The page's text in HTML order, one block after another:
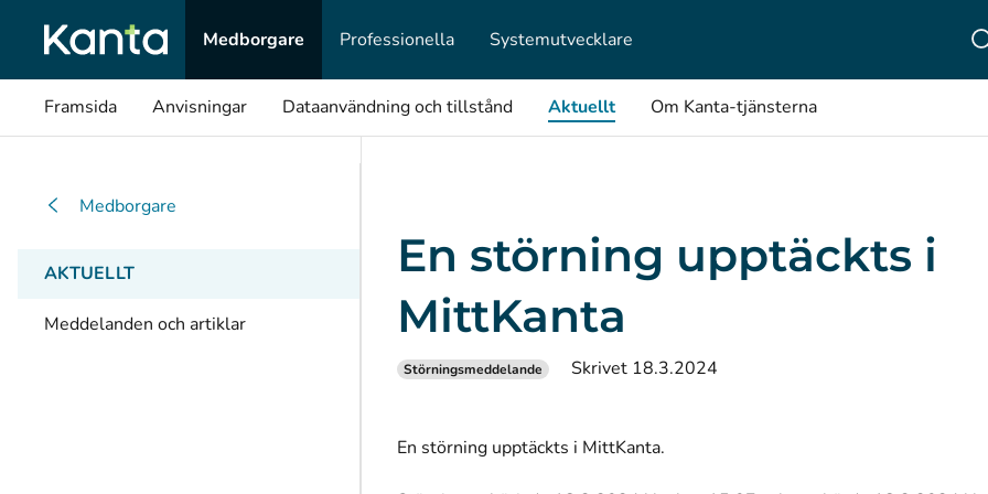
Medborgare
Professionella Systemutvecklare
Framsida Anvisningar Dataanvändning och tillstånd Aktuellt Om Kanta-tjänsterna
Medborgare
AKTUELLT
Meddelanden och artiklar
En störning upptäckts i
MittKanta
Störningsmeddelande Skrivet 18.3.2024
En störning upptäckts i MittKanta.